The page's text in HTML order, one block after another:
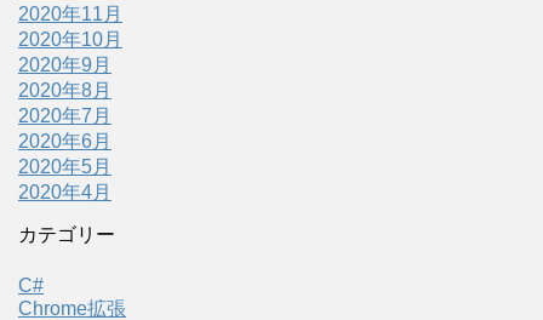
2020年11月
2020年10月
2020年9月
2020年8月
2020年7月
2020年6月
2020年5月
2020年4月
カテゴリー
C#
Chrome拡張